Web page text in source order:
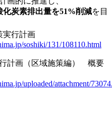
化炭素排出量を51%削減を目
実行計画
soshiki/131/108110.html
計画（区域施策編） 概要
uploaded/attachment/